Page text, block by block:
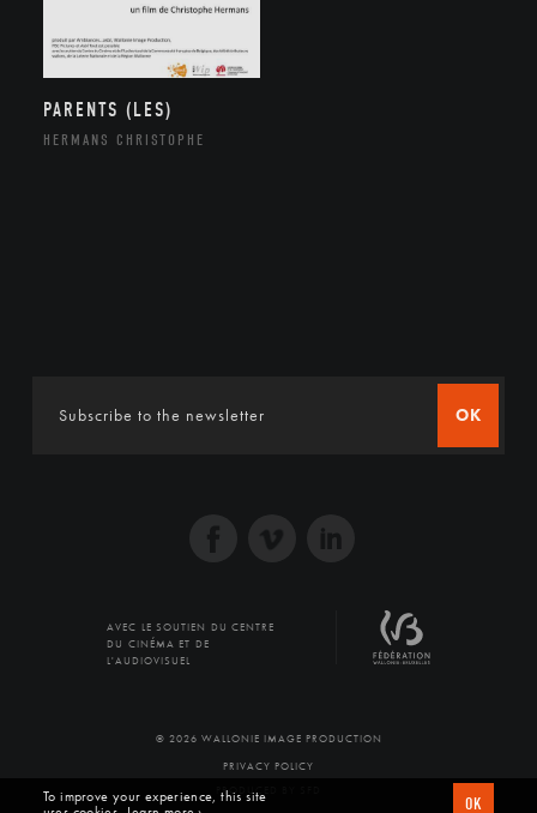
PARENTS (LES)
HERMANS CHRISTOPHE
OK
AVEC LE SOUTIEN DU CENTRE
DU CINÉMA ET DE
L'AUDIOVISUEL
© 2026 WALLONIE IMAGE PRODUCTION
PRIVACY POLICY
PRODUCED BY SFD
To improve your experience, this site
OK